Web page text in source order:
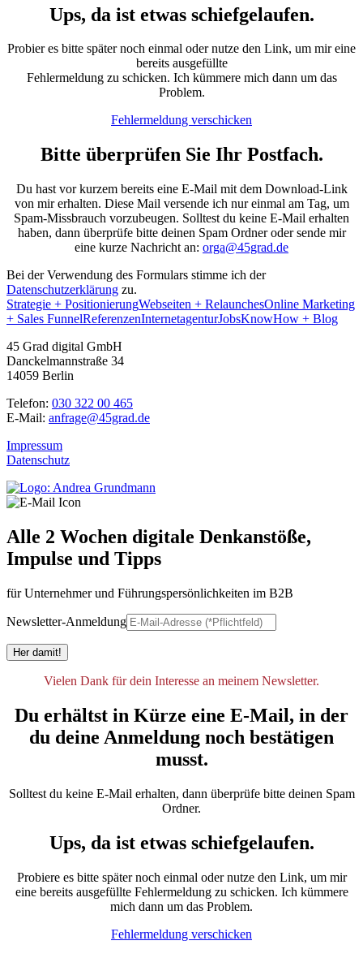
Ups, da ist etwas schiefgelaufen.
Probier es bitte später noch einmal oder nutze den Link, um mir eine
bereits ausgefüllte
Fehlermeldung zu schicken. Ich kümmere mich dann um das
Problem.
Fehlermeldung verschicken
Bitte überprüfen Sie Ihr Postfach.
Du hast vor kurzem bereits eine E-Mail mit dem Download-Link
von mir erhalten. Diese Mail versende ich nur einmal am Tag, um
Spam-Missbrauch vorzubeugen. Solltest du keine E-Mail erhalten
haben, dann überprüfe bitte deinen Spam Ordner oder sende mir
eine kurze Nachricht an: orga@45grad.de
Bei der Verwendung des Formulars stimme ich der
Datenschutzerklärung zu.
Strategie + PositionierungWebseiten + RelaunchesOnline Marketing
+ Sales FunnelReferenzenInternetagenturJobsKnowHow + Blog
45 Grad digital GmbH
Danckelmannstraße 34
14059 Berlin
Telefon: 030 322 00 465
E-Mail: anfrage@45grad.de
Impressum
Datenschutz
Alle 2 Wochen digitale Denkanstöße,
Impulse und Tipps
für Unter­neh­mer und Füh­rungs­per­sön­lich­kei­ten im B2B
Newsletter-Anmeldung
Her damit!
Vielen Dank für dein Interesse an meinem Newsletter.
Du erhältst in Kürze eine E-Mail, in der
du deine Anmeldung noch bestätigen
musst.
Solltest du keine E-Mail erhalten, dann überprüfe bitte deinen Spam
Ordner.
Ups, da ist etwas schiefgelaufen.
Probiere es bitte später noch einmal oder nutze den Link, um mir
eine bereits ausgefüllte Fehlermeldung zu schicken. Ich kümmere
mich dann um das Problem.
Fehlermeldung verschicken